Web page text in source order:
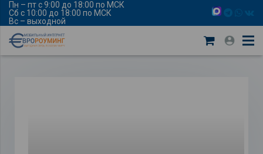
Пн – пт с 9:00 до 18:00 по МСК
Сб с 10:00 до 18:00 по МСК
Вс – выходной